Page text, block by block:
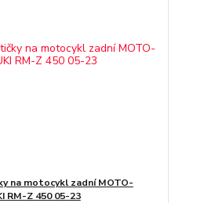
na motocykl zadní MOTO-
RM-Z 450 05-23